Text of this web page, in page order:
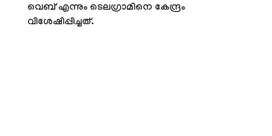
വെബ് എന്നും ടെലഗ്രാമിനെ കേന്ദ്രം
വിശേഷിപ്പിച്ചത്.